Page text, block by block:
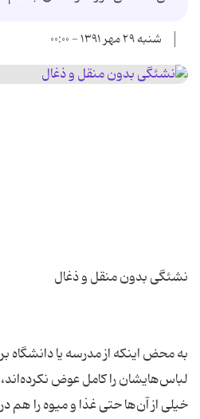
شنبه ۲۹ مهر ۱۳۹۱ - ۰۰:۰۰
به محض اینکه از مدرسه یا دانشگاه
لباس‌هایشان را کامل عوض
خیلی از آن‌ها حتی غذا و میوه را هم